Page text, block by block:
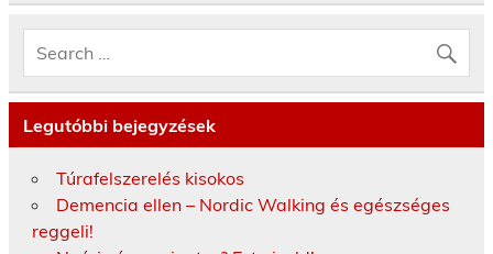
Legutóbbi bejegyzések
Túrafelszerelés kisokos
Demencia ellen – Nordic Walking és egészséges
reggeli!